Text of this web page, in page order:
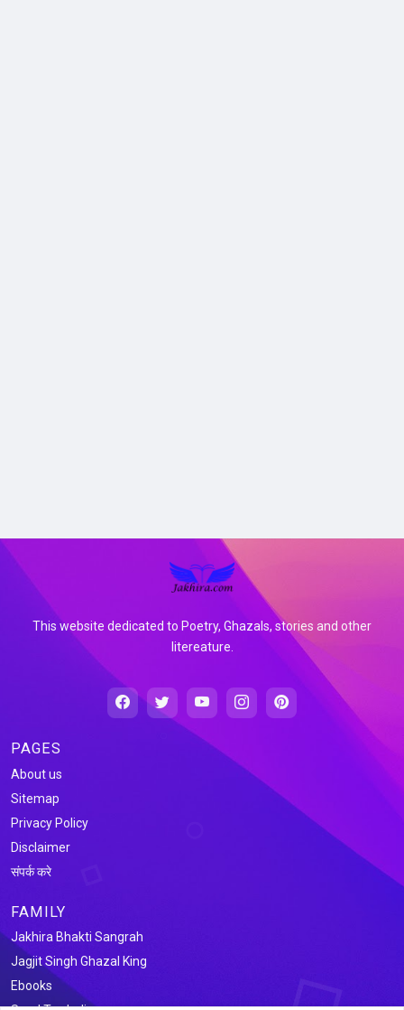
This website dedicated to Poetry, Ghazals, stories and other
litereature.
PAGES
About us
Sitemap
Privacy Policy
Disclaimer
संपर्क करे
FAMILY
Jakhira Bhakti Sangrah
Jagjit Singh Ghazal King
Ebooks